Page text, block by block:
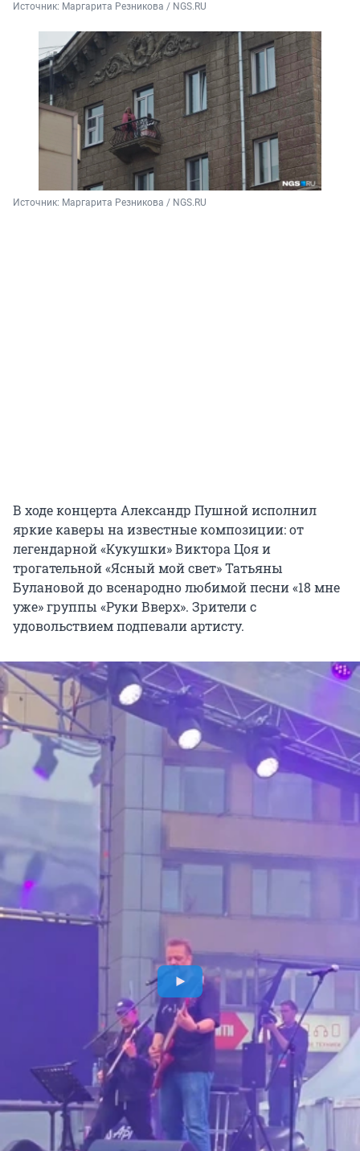
Источник: Маргарита Резникова / NGS.RU
Источник: Маргарита Резникова / NGS.RU
В ходе концерта Александр Пушной исполнил
яркие каверы на известные композиции: от
легендарной «Кукушки» Виктора Цоя и
трогательной «Ясный мой свет» Татьяны
Булановой до всенародно любимой песни «18 мне
уже» группы «Руки Вверх». Зрители с
удовольствием подпевали артисту.